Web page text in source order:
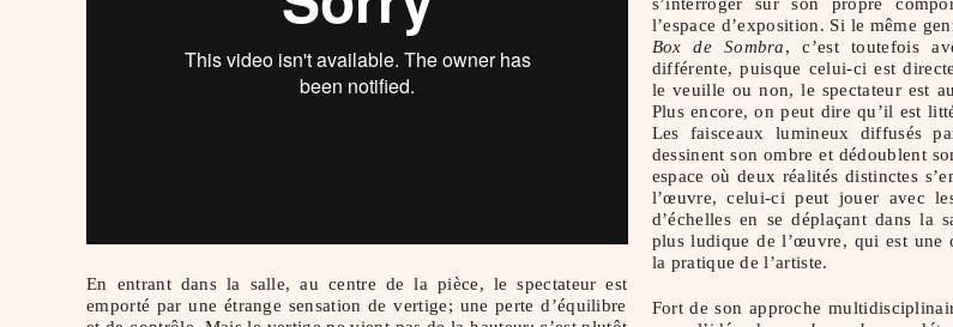
En entrant dans la salle, au centre de la pièce, le spectateur est
emporté par une étrange sensation de vertige; une perte d’équilibre
l’espace d’exposition. Si le même
Box de Sombra, c’est toutefois
différente, puisque celui-ci est
le veuille ou non, le spectateur est
Plus encore, on peut dire qu’il est
Les faisceaux lumineux diffusés
dessinent son ombre et dédoublent
espace où deux réalités distinctes
l’œuvre, celui-ci peut jouer avec
d’échelles en se déplaçant dans la
plus ludique de l’œuvre, qui est une
la pratique de l’artiste.
Fort de son approche